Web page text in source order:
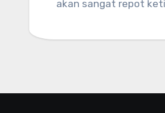
akan sangat repot